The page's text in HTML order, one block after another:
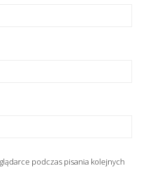
podczas pisania kolejnych